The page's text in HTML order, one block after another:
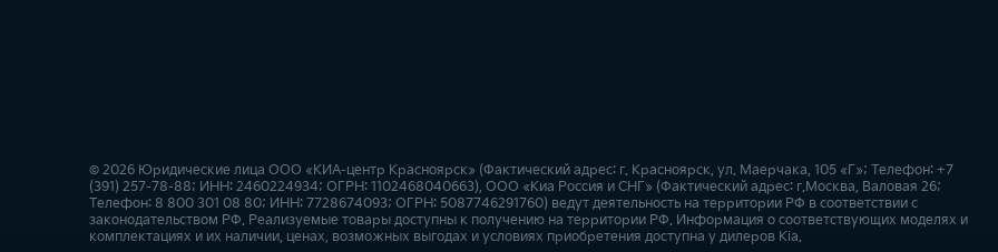
© 2026 Юридические лица ООО «КИА-центр Красноярск» (Фактический адрес: г. Красноярск, ул. Маерчака, 105 «Г»; Телефон: +7
(391) 257-78-88; ИНН: 2460224934; ОГРН: 1102468040663), ООО «Киа Россия и СНГ» (Фактический адрес: г.Москва, Валовая 26;
Телефон: 8 800 301 08 80; ИНН: 7728674093; ОГРН: 5087746291760) ведут деятельность на территории РФ в соответствии с
законодательством РФ. Реализуемые товары доступны к получению на территории РФ. Информация о соответствующих моделях и
комплектациях и их наличии, ценах, возможных выгодах и условиях приобретения доступна у дилеров Kia.